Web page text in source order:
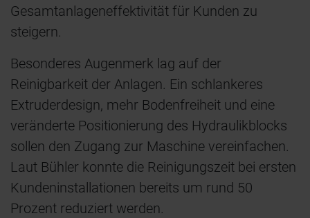
Gesamtanlageneffektivität für Kunden zu
steigern.
Besonderes Augenmerk lag auf der
Reinigbarkeit der Anlagen. Ein schlankeres
Extruderdesign, mehr Bodenfreiheit und eine
veränderte Positionierung des Hydraulikblocks
sollen den Zugang zur Maschine vereinfachen.
Laut Bühler konnte die Reinigungszeit bei ersten
Kundeninstallationen bereits um rund 50
Prozent reduziert werden.